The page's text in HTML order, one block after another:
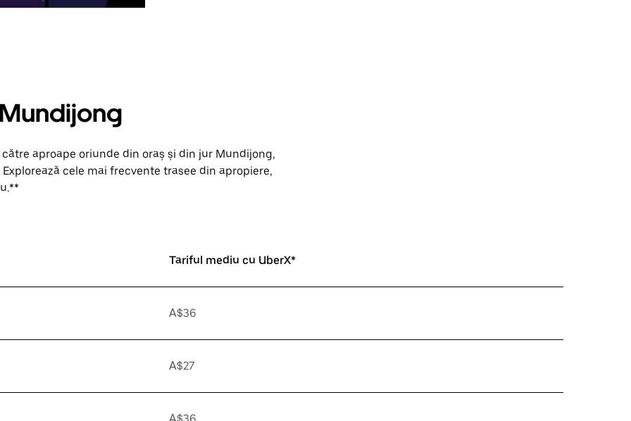
aproape oriunde din oraș și din jur Mundijong,
cele mai frecvente trasee din apropiere,
Tariful mediu cu UberX*
A$36
A$27